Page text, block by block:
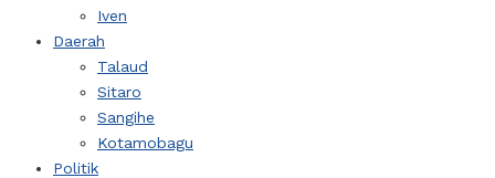
Iven
Daerah
Talaud
Sitaro
Sangihe
Kotamobagu
Politik